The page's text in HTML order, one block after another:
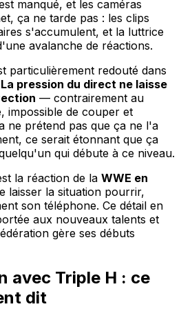
manqué, et les caméras
ça ne tarde pas : les clips
s'accumulent, et la luttrice
avalanche de réactions.
particulièrement redouté dans
La pression du direct ne laisse
— contrairement au
impossible de couper et
ne prétend pas que ça ne l'a
ce serait étonnant que ça
qui débute à ce niveau.
la réaction de la WWE en
laisser la situation pourrir,
son téléphone. Ce détail en
aux nouveaux talents et
gère ses débuts
avec Triple H : ce
dit